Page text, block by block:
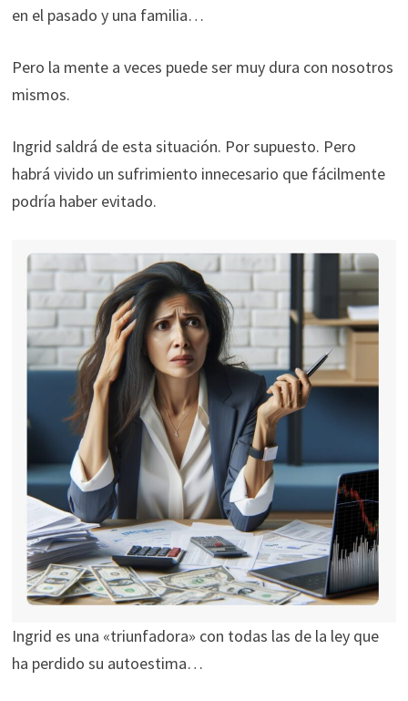
en el pasado y una familia…
Pero la mente a veces puede ser muy dura con nosotros
mismos.
Ingrid saldrá de esta situación. Por supuesto. Pero
habrá vivido un sufrimiento innecesario que fácilmente
podría haber evitado.
Ingrid es una «triunfadora» con todas las de la ley que
ha perdido su autoestima…